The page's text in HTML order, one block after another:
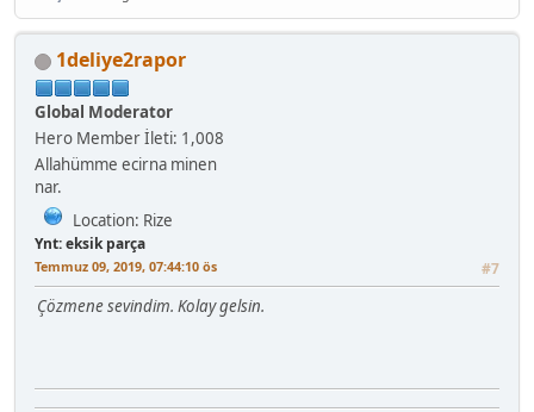
1deliye2rapor
Global Moderator
Hero Memberİleti: 1,008
Allahümme ecirna minen
nar.
Location: Rize
Ynt: eksik parça
Temmuz 09, 2019, 07:44:10 ös #7
Çözmene sevindim. Kolay gelsin.